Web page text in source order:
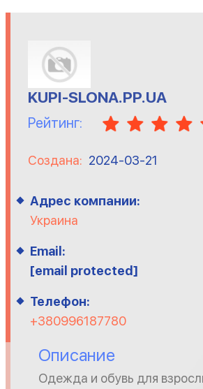
KUPI-SLONA.PP.UA
Рейтинг:
Создана: 2024-03-21
Адрес компании:
Украина
Email:
[email protected]
Телефон:
+380996187780
Описание
Одежда и обувь для